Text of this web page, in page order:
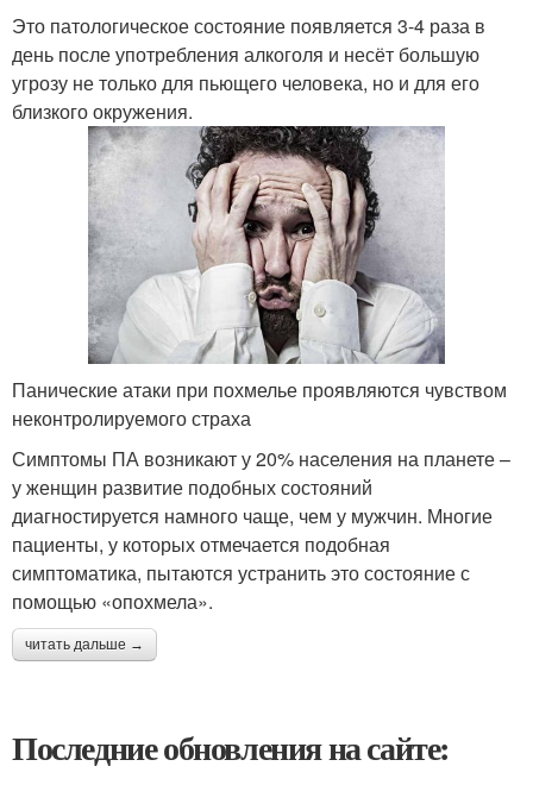
Это патологическое состояние появляется 3-4 раза в
день после употребления алкоголя и несёт большую
угрозу не только для пьющего человека, но и для его
близкого окружения.
Панические атаки при похмелье проявляются чувством
неконтролируемого страха
Симптомы ПА возникают у 20% населения на планете –
у женщин развитие подобных состояний
диагностируется намного чаще, чем у мужчин. Многие
пациенты, у которых отмечается подобная
симптоматика, пытаются устранить это состояние с
помощью «опохмела».
читать дальше →
Последние обновления на сайте: